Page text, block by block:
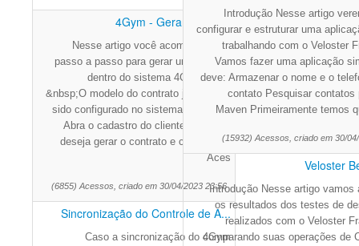
4Gym - Gerar contrato
Nesse artigo você acompanhará o
passo a passo para gerar um contrato
dentro do sistema 4Gym. Obs:
&nbsp;O modelo do contrato já deve ter
sido configurado no sistema. &nbsp;1.
Abra o cadastro do cliente que você
deseja gerar o contrato e clique em "
Aces
(6855) Acessos, criado em 30/04/2023 23:56
Sincronização do Controle de A...
Caso a sincronização do 4Gym
Introdução Nesse artigo
configurar e estruturar uma
trabalhando com o Veloster
Vamos fazer uma aplicação
deve: Armazenar o nome e o
contato Pesquisar contatos
Maven Primeiramente temos
(15932) Acessos, criado em 30/
Veloster
Introdução Nesse artigo vamos
os resultados dos testes de
realizados com o Veloster
comparando suas operações de